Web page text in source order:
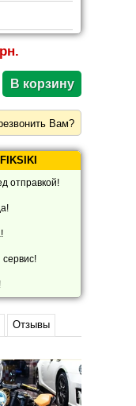
Вам?
отправкой!
сервис!
Отзывы